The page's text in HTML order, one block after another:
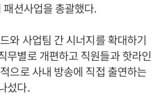
션사업을 총괄했다.
와 사업팀 간 시너지를 확대하기
무별로 개편하고 직원들과 핫라인
으로 사내 방송에 직접 출연하는
섰다.